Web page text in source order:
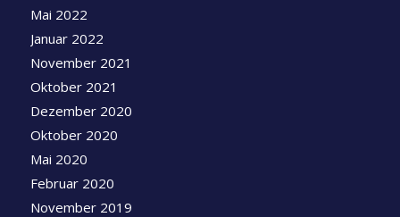
Mai 2022
Januar 2022
November 2021
Oktober 2021
Dezember 2020
Oktober 2020
Mai 2020
Februar 2020
November 2019